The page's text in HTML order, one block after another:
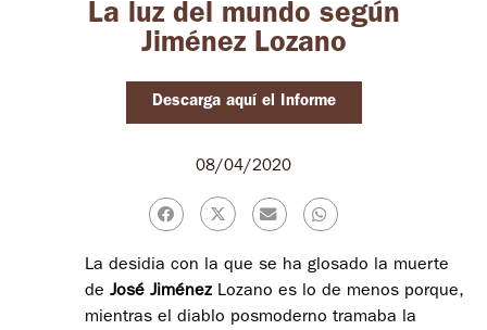
La luz del mundo según
Jiménez Lozano
Descarga aquí el Informe
08/04/2020
La desidia con la que se ha glosado la muerte
deJosé Jiménez Lozano es lo de menos porque,
mientras el diablo posmoderno tramaba la